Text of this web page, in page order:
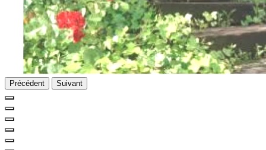
Précédent Suivant